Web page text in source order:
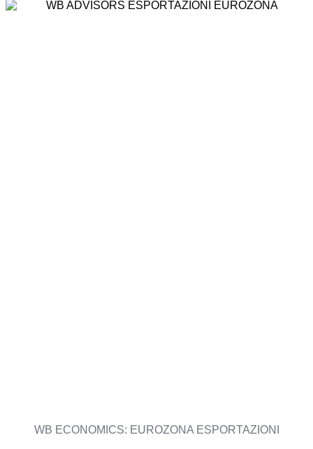
WB ECONOMICS: EUROZONA ESPORTAZIONI